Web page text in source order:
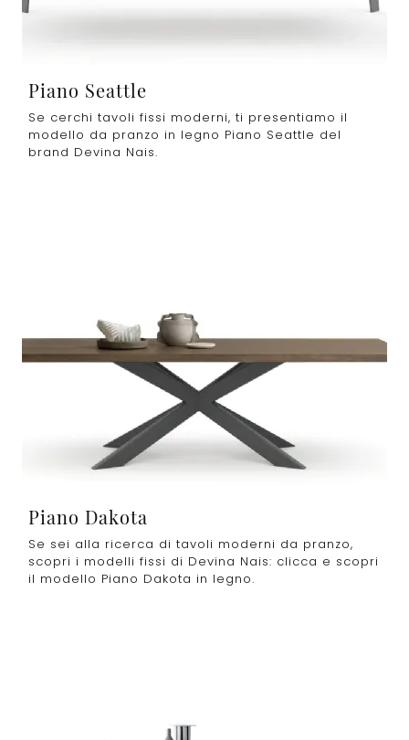
Piano Seattle
Se cerchi tavoli fissi moderni, ti presentiamo il
modello da pranzo in legno Piano Seattle del
brand Devina Nais.
Piano Dakota
Se sei alla ricerca di tavoli moderni da pranzo,
scopri i modelli fissi di Devina Nais: clicca e scopri
il modello Piano Dakota in legno.